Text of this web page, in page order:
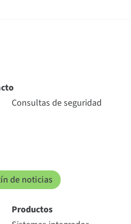
Consultas de seguridad
de noticias
Productos